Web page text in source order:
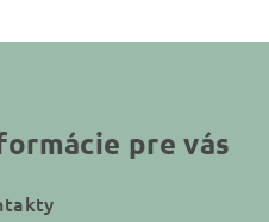
pre vás